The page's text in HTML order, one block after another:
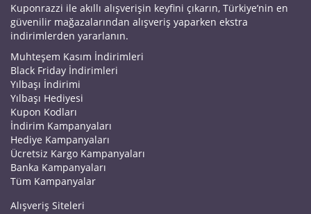
Kuponrazzi ile akıllı alışverişin keyfini çıkarın, Türkiye’nin en
güvenilir mağazalarından alışveriş yaparken ekstra
indirimlerden yararlanın.
Muhteşem Kasım İndirimleri
Black Friday İndirimleri
Yılbaşı İndirimi
Yılbaşı Hediyesi
Kupon Kodları
İndirim Kampanyaları
Hediye Kampanyaları
Ücretsiz Kargo Kampanyaları
Banka Kampanyaları
Tüm Kampanyalar
Alışveriş Siteleri